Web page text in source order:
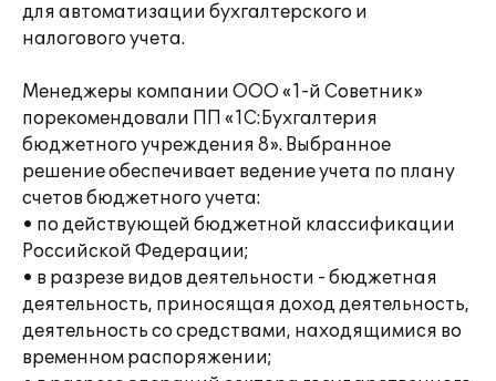
для автоматизации бухгалтерского и
налогового учета.
Менеджеры компании ООО «1-й Советник»
порекомендовали ПП «1С:Бухгалтерия
бюджетного учреждения 8». Выбранное
решение обеспечивает ведение учета по плану
счетов бюджетного учета:
• по действующей бюджетной классификации
Российской Федерации;
• в разрезе видов деятельности - бюджетная
деятельность, приносящая доход деятельность,
деятельность со средствами, находящимися во
временном распоряжении;